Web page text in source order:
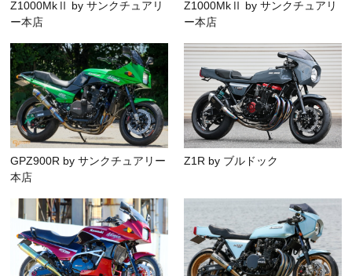
Z1000MkⅡ by サンクチュアリ
ー本店
Z1000MkⅡ by サンクチュアリ
ー本店
GPZ900R by サンクチュアリー
本店
Z1R by ブルドック